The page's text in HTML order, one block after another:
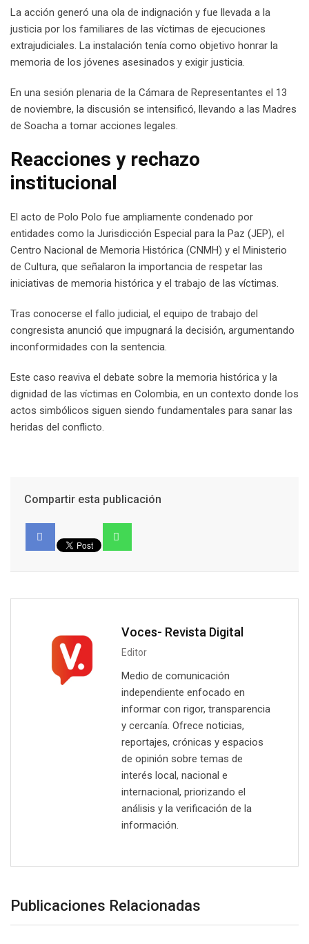
La acción generó una ola de indignación y fue llevada a la
justicia por los familiares de las víctimas de ejecuciones
extrajudiciales. La instalación tenía como objetivo honrar la
memoria de los jóvenes asesinados y exigir justicia.
En una sesión plenaria de la Cámara de Representantes el 13
de noviembre, la discusión se intensificó, llevando a las Madres
de Soacha a tomar acciones legales.
Reacciones y rechazo
institucional
El acto de Polo Polo fue ampliamente condenado por
entidades como la Jurisdicción Especial para la Paz (JEP), el
Centro Nacional de Memoria Histórica (CNMH) y el Ministerio
de Cultura, que señalaron la importancia de respetar las
iniciativas de memoria histórica y el trabajo de las víctimas.
Tras conocerse el fallo judicial, el equipo de trabajo del
congresista anunció que impugnará la decisión, argumentando
inconformidades con la sentencia.
Este caso reaviva el debate sobre la memoria histórica y la
dignidad de las víctimas en Colombia, en un contexto donde los
actos simbólicos siguen siendo fundamentales para sanar las
heridas del conflicto.
Compartir esta publicación
Voces- Revista Digital
Editor
Medio de comunicación
independiente enfocado en
informar con rigor, transparencia
y cercanía. Ofrece noticias,
reportajes, crónicas y espacios
de opinión sobre temas de
interés local, nacional e
internacional, priorizando el
análisis y la verificación de la
información.
Publicaciones Relacionadas